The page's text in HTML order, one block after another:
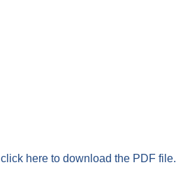
click here to download the PDF file.